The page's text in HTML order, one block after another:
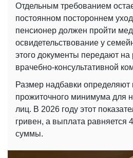
Отдельным требованием
постоянном постороннем
пенсионер должен пройти
освидетельствование у
этого документы передают на
врачебно-консультативной
Размер надбавки определяют
прожиточного минимума для
лиц. В 2026 году этот
гривен, а выплата равняется
суммы.